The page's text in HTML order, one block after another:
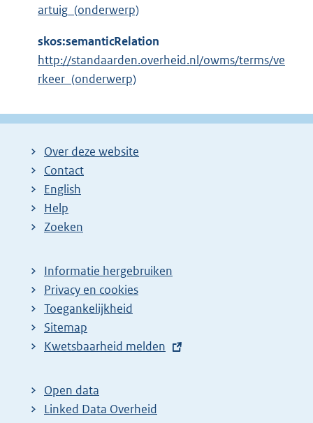
artuig_(onderwerp)
skos:semanticRelation
http://standaarden.overheid.nl/owms/terms/ve
rkeer_(onderwerp)
Over deze website
Contact
English
Help
Zoeken
Informatie hergebruiken
Privacy en cookies
Toegankelijkheid
Sitemap
E
t
e
Kwetsbaarheid melden
Open data
Linked Data Overheid